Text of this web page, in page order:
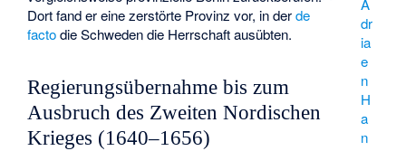
A
dr
ia
e
n
H
a
n
Dort fand er eine zerstörte Provinz vor, in derde
factodie Schweden die Herrschaft ausübten.
Regierungsübernahme bis zum
Ausbruch des Zweiten Nordischen
Krieges (1640–1656)